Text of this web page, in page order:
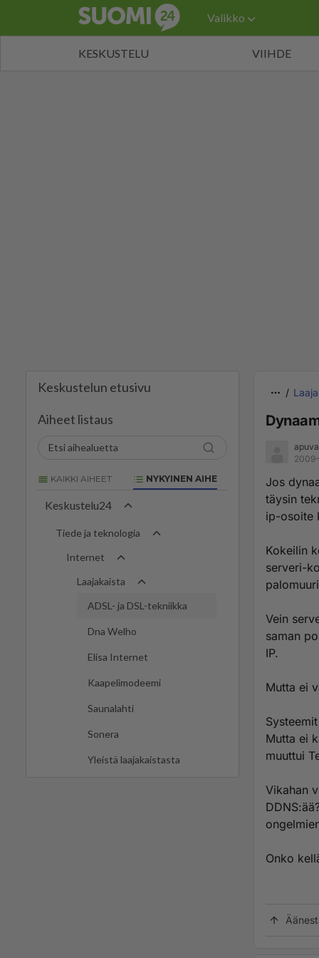
Valikko
KESKUSTELU VIIHDE
Keskustelun etusivu
Aiheet listaus
KAIKKI AIHEET NYKYINEN AIHE
Keskustelu24
Tiede ja teknologia
Internet
Laajakaista
ADSL- ja DSL-tekniikka
Dna Welho
Elisa Internet
Kaapelimodeemi
Saunalahti
Sonera
Yleistä laajakaistasta
2009-
Jos
täysin
ip-osoite
Kokeilin
serveri-
Vein
saman
IP.
Mutta ei
Mutta ei
muuttui
Vikahan
Onko